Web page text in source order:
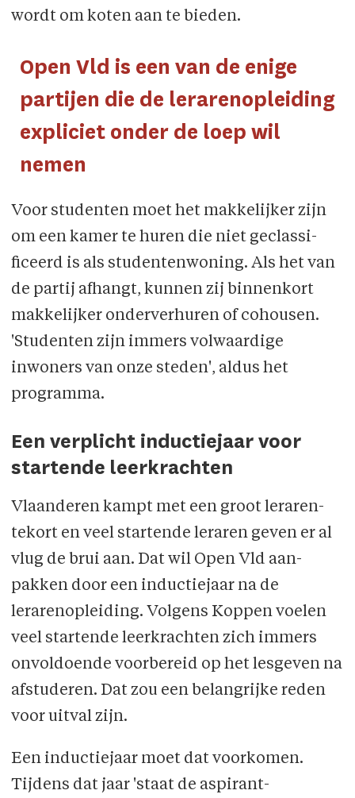
wordt om koten aan te bieden.
Open Vld is een van de enige
partijen die de lerarenopleiding
expliciet onder de loep wil
nemen
Voor studenten moet het makkelijker zijn
om een kamer te huren die niet geclassi­
ficeerd is als studentenwoning. Als het van
de partij afhangt, kunnen zij binnenkort
makkelijker onderverhuren of cohousen.
'Studenten zijn immers volwaardige
inwoners van onze steden', aldus het
programma.
Een verplicht inductiejaar voor
startende leerkrachten
Vlaanderen kampt met een groot leraren­
tekort en veel startende leraren geven er al
vlug de brui aan. Dat wil Open Vld aan­
pakken door een inductiejaar na de
lerarenopleiding. Volgens Koppen voelen
veel startende leerkrachten zich immers
onvoldoende voorbereid op het lesgeven na
afstuderen. Dat zou een belangrijke reden
voor uitval zijn.
Een inductiejaar moet dat voorkomen.
Tijdens dat jaar 'staat de aspirant-